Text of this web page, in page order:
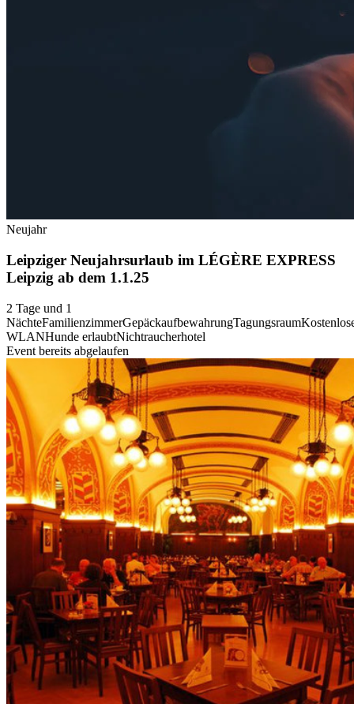
Neujahr
Leipziger Neujahrsurlaub im LÉGÈRE EXPRESS
Leipzig ab dem 1.1.25
2 Tage und 1
NächteFamilienzimmerGepäckaufbewahrungTagungsraum
WLANHunde erlaubtNichtraucherhotel
Event bereits abgelaufen